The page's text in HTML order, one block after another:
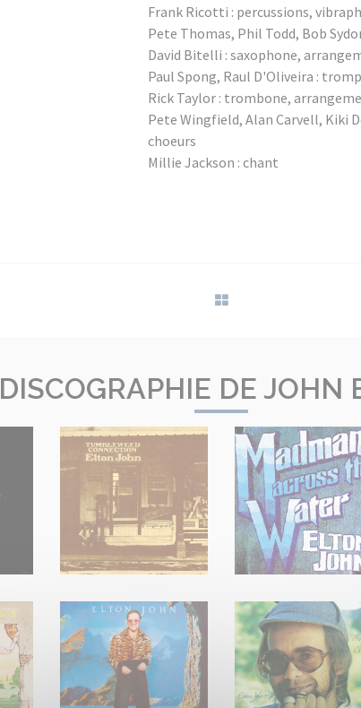
Frank Ricotti : percussions,
Pete Thomas, Phil Todd, Bob
David Bitelli : saxophone,
Paul Spong, Raul D'Oliveira :
Rick Taylor : trombone,
Pete Wingfield, Alan Carvell, Kiki
choeurs
Millie Jackson : chant
DISCOGRAPHIE DE JOHN